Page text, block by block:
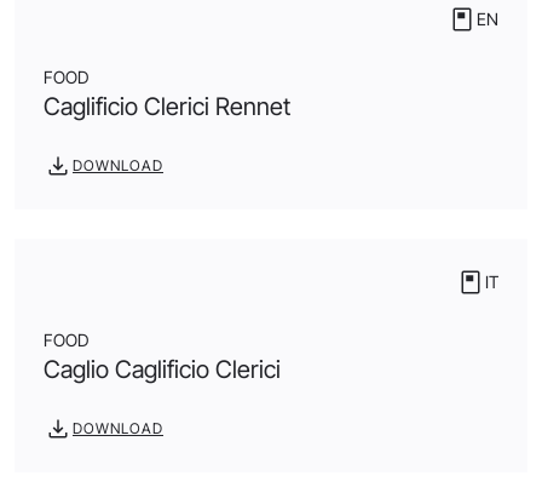
EN
FOOD
Caglificio Clerici Rennet
DOWNLOAD
IT
FOOD
Caglio Caglificio Clerici
DOWNLOAD